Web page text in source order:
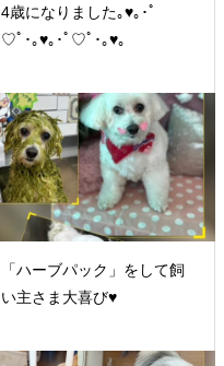
4歳になりました｡♥｡･ﾟ
♡ﾟ･｡♥｡･ﾟ♡ﾟ･｡♥｡
「ハーブパック」をして飼
い主さま大喜び♥